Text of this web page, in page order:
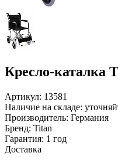
Кресло-каталка
Артикул: 13581
Наличие на складе:
Производитель: Германия
Бренд: Titan
Гарантия: 1 год
Доставка